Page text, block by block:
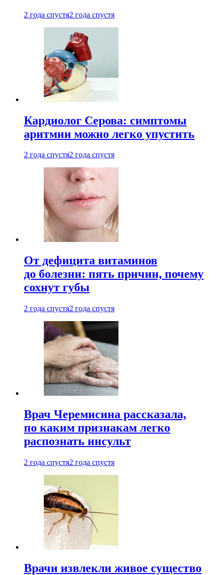
2 года спустя2 года спустя
Кардиолог Серова: симптомы
аритмии можно легко упустить
2 года спустя2 года спустя
От дефицита витаминов
до болезни: пять причин, почему
сохнут губы
2 года спустя2 года спустя
Врач Черемисина рассказала,
по каким признакам легко
распознать инсульт
2 года спустя2 года спустя
Врачи извлекли живое существо